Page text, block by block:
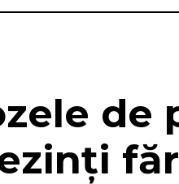
de